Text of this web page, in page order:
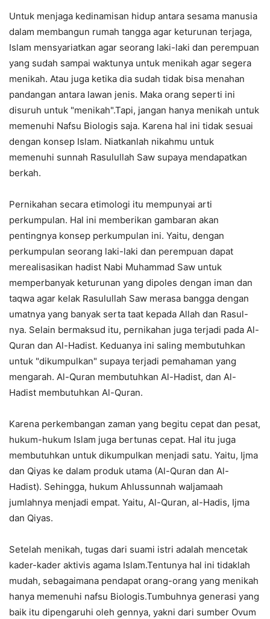
Untuk menjaga kedinamisan hidup antara sesama manusia
dalam membangun rumah tangga agar keturunan terjaga,
Islam mensyariatkan agar seorang laki-laki dan perempuan
yang sudah sampai waktunya untuk menikah agar segera
menikah. Atau juga ketika dia sudah tidak bisa menahan
pandangan antara lawan jenis. Maka orang seperti ini
disuruh untuk "menikah".Tapi, jangan hanya menikah untuk
memenuhi Nafsu Biologis saja. Karena hal ini tidak sesuai
dengan konsep Islam. Niatkanlah nikahmu untuk
memenuhi sunnah Rasulullah Saw supaya mendapatkan
berkah.
Pernikahan secara etimologi itu mempunyai arti
perkumpulan. Hal ini memberikan gambaran akan
pentingnya konsep perkumpulan ini. Yaitu, dengan
perkumpulan seorang laki-laki dan perempuan dapat
merealisasikan hadist Nabi Muhammad Saw untuk
memperbanyak keturunan yang dipoles dengan iman dan
taqwa agar kelak Rasulullah Saw merasa bangga dengan
umatnya yang banyak serta taat kepada Allah dan Rasul-
nya. Selain bermaksud itu, pernikahan juga terjadi pada Al-
Quran dan Al-Hadist. Keduanya ini saling membutuhkan
untuk "dikumpulkan" supaya terjadi pemahaman yang
mengarah. Al-Quran membutuhkan Al-Hadist, dan Al-
Hadist membutuhkan Al-Quran.
Karena perkembangan zaman yang begitu cepat dan pesat,
hukum-hukum Islam juga bertunas cepat. Hal itu juga
membutuhkan untuk dikumpulkan menjadi satu. Yaitu, Ijma
dan Qiyas ke dalam produk utama (Al-Quran dan Al-
Hadist). Sehingga, hukum Ahlussunnah waljamaah
jumlahnya menjadi empat. Yaitu, Al-Quran, al-Hadis, Ijma
dan Qiyas.
Setelah menikah, tugas dari suami istri adalah mencetak
kader-kader aktivis agama Islam.Tentunya hal ini tidaklah
mudah, sebagaimana pendapat orang-orang yang menikah
hanya memenuhi nafsu Biologis.Tumbuhnya generasi yang
baik itu dipengaruhi oleh gennya, yakni dari sumber Ovum